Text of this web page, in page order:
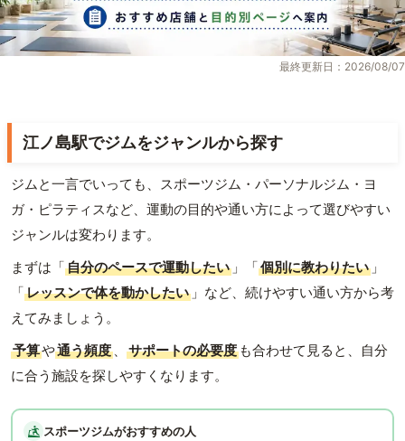
最終更新日：2026/08/07
江ノ島駅でジムをジャンルから探す
ジムと一言でいっても、スポーツジム・パーソナルジム・ヨ
ガ・ピラティスなど、運動の目的や通い方によって選びやすい
ジャンルは変わります。
まずは「自分のペースで運動したい 」「個別に教わりたい 」
「レッスンで体を動かしたい 」など、続けやすい通い方から考
えてみましょう。
予算や通う頻度 、 サポートの必要度 も合わせて見ると、自分
に合う施設を探しやすくなります。
スポーツジムがおすすめの人